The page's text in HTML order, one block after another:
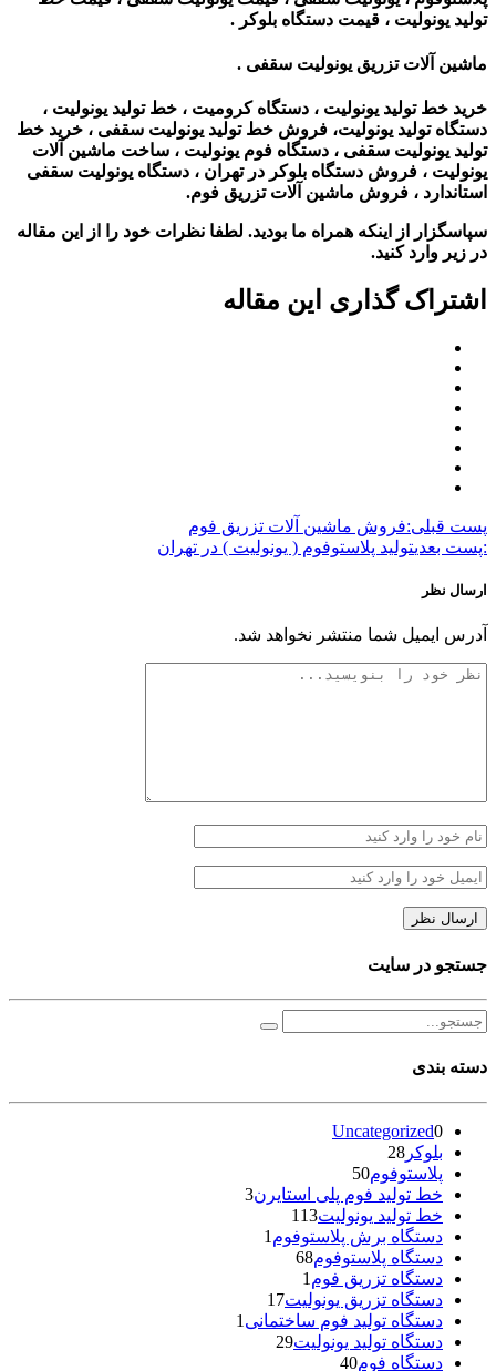
تولید یونولیت ، قیمت دستگاه بلوکر .
ماشین آلات تزریق یونولیت سقفی .
خرید خط تولید یونولیت ، دستگاه کرومیت ، خط تولید یونولیت ،
دستگاه تولید یونولیت، فروش خط تولید یونولیت سقفی ، خرید خط
تولید یونولیت سقفی ، دستگاه فوم یونولیت ، ساخت ماشین آلات
یونولیت ، فروش دستگاه بلوکر در تهران ، دستگاه یونولیت سقفی
استاندارد ، فروش ماشین آلات تزریق فوم.
سپاسگزار از اینکه همراه ما بودید. لطفا نظرات خود را از این مقاله
در زیر وارد کنید.
اشتراک گذاری این مقاله
پست قبلی:فروش ماشین آلات تزریق فوم
:پست بعدیتولید پلاستوفوم ( یونولیت ) در تهران
ارسال نظر
آدرس ایمیل شما منتشر نخواهد شد.
جستجو در سایت
دسته بندی
Uncategorized0
بلوکر 28
پلاستوفوم50
خط تولید فوم پلی استایرن3
خط تولید یونولیت113
دستگاه برش پلاستوفوم 1
دستگاه پلاستوفوم68
دستگاه تزریق فوم 1
دستگاه تزریق یونولیت17
دستگاه تولید فوم ساختمانی 1
دستگاه تولید یونولیت29
دستگاه فوم40